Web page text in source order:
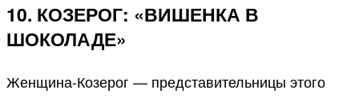
10. КОЗЕРОГ: «ВИШЕНКА В
ШОКОЛАДЕ»
Женщина-Козерог — представительницы этого